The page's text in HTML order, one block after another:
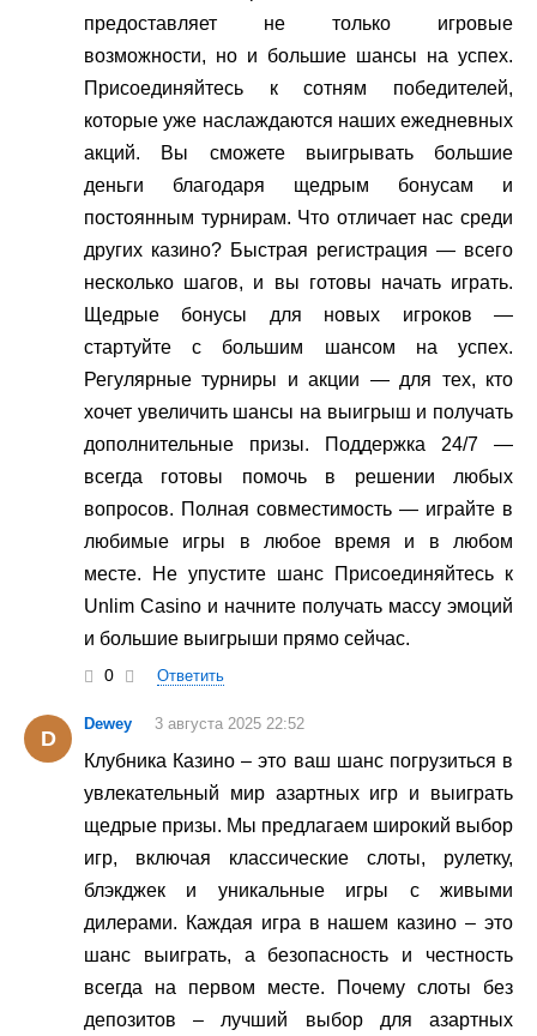
предоставляет не только игровые
возможности, но и большие шансы на успех.
Присоединяйтесь к сотням победителей,
которые уже наслаждаются наших ежедневных
акций. Вы сможете выигрывать большие
деньги благодаря щедрым бонусам и
постоянным турнирам. Что отличает нас среди
других казино? Быстрая регистрация — всего
несколько шагов, и вы готовы начать играть.
Щедрые бонусы для новых игроков —
стартуйте с большим шансом на успех.
Регулярные турниры и акции — для тех, кто
хочет увеличить шансы на выигрыш и получать
дополнительные призы. Поддержка 24/7 —
всегда готовы помочь в решении любых
вопросов. Полная совместимость — играйте в
любимые игры в любое время и в любом
месте. Не упустите шанс Присоединяйтесь к
Unlim Casino и начните получать массу эмоций
и большие выигрыши прямо сейчас.
0 Ответить
D
Dewey 3 августа 2025 22:52
Клубника Казино – это ваш шанс погрузиться в
увлекательный мир азартных игр и выиграть
щедрые призы. Мы предлагаем широкий выбор
игр, включая классические слоты, рулетку,
блэкджек и уникальные игры с живыми
дилерами. Каждая игра в нашем казино – это
шанс выиграть, а безопасность и честность
всегда на первом месте. Почему слоты без
депозитов – лучший выбор для азартных